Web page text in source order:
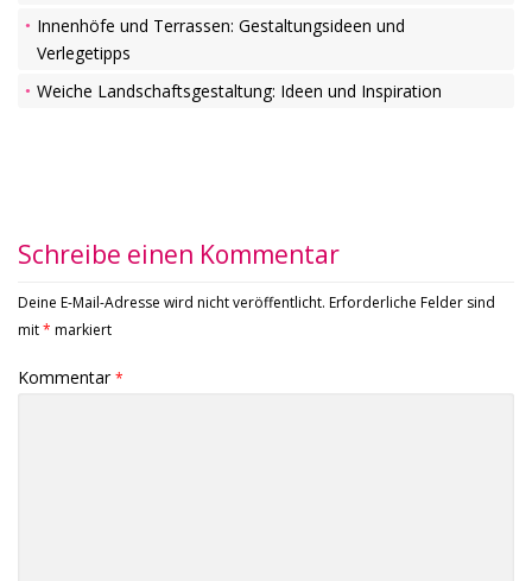
Innenhöfe und Terrassen: Gestaltungsideen und
Verlegetipps
Weiche Landschaftsgestaltung: Ideen und Inspiration
Schreibe einen Kommentar
Deine E-Mail-Adresse wird nicht veröffentlicht. Erforderliche Felder sind
mit* markiert
Kommentar*